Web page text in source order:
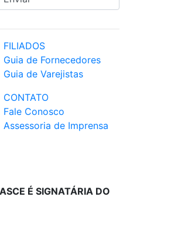
FILIADOS
Guia de Fornecedores
Guia de Varejistas
CONTATO
Fale Conosco
Assessoria de Imprensa
É SIGNATÁRIA DO